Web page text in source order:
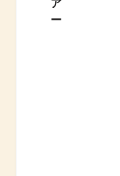
ー